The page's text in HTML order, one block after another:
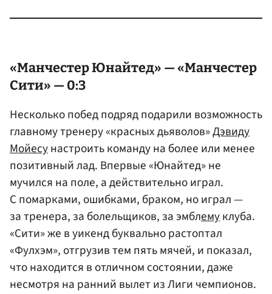
«Манчестер Юнайтед» — «Манчестер
Сити» — 0:3
Несколько побед подряд подарили возможность
главному тренеру «красных дьяволов»Дэвиду
Мойесунастроить команду на более или менее
позитивный лад. Впервые «Юнайтед» не
мучился на поле, а действительно играл.
С помарками, ошибками, браком, но играл —
за тренера, за болельщиков, за эмблемуклуба.
«Сити» же в уикенд буквально растоптал
«Фулхэм», отгрузив тем пять мячей, и показал,
что находится в отличном состоянии, даже
несмотря на ранний вылет из Лиги чемпионов.